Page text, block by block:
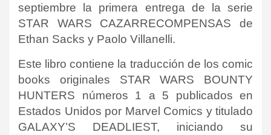
septiembre la primera entrega de la serie
STAR WARS CAZARRECOMPENSAS de
Ethan Sacks y Paolo Villanelli.
Este libro contiene la traducción de los comic
books originales STAR WARS BOUNTY
HUNTERS números 1 a 5 publicados en
Estados Unidos por Marvel Comics y titulado
GALAXY’S DEADLIEST, iniciando su